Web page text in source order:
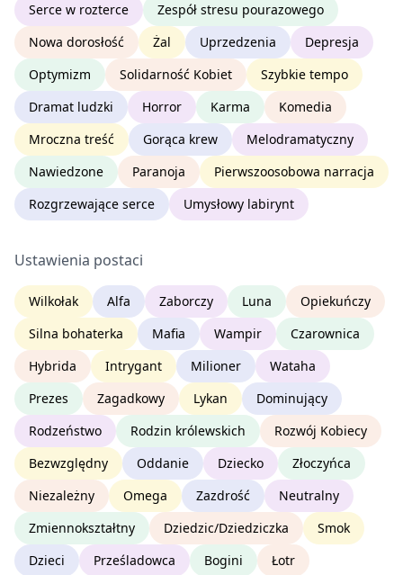
Serce w rozterce
Zespół stresu pourazowego
Nowa dorosłość
Żal Uprzedzenia
Depresja
Optymizm
Solidarność Kobiet
Szybkie tempo
Dramat ludzki
Horror Karma
Komedia
Mroczna treść
Gorąca krew
Melodramatyczny
Nawiedzone
Paranoja
Pierwszoosobowa narracja
Rozgrzewające serce
Umysłowy labirynt
Ustawienia postaci
Wilkołak Alfa Zaborczy Luna
Opiekuńczy
Silna bohaterka
Mafia Wampir
Czarownica
Hybrida
Intrygant Milioner
Wataha
Prezes
Zagadkowy Lykan
Dominujący
Rodzeństwo
Rodzin królewskich
Rozwój Kobiecy
Bezwzględny
Oddanie Dziecko
Złoczyńca
Niezależny
Omega Zazdrość
Neutralny
Zmiennokształtny
Dziedzic/Dziedziczka
Smok
Dzieci
Prześladowca Bogini
Łotr